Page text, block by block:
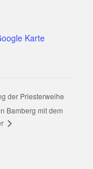
Karte
der Priesterweihe
Bamberg mit dem